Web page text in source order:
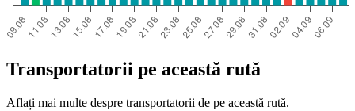
Transportatorii pe această rută
Aflați mai multe despre transportatorii de pe această rută.